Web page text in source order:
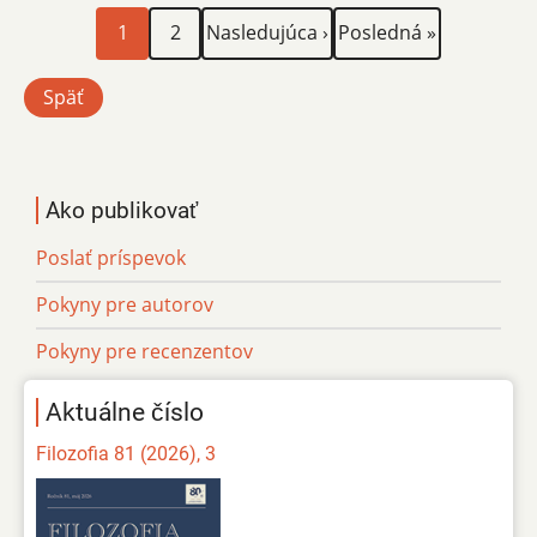
StránkovanieAktuálna
stránka
1 Page
2
Ďalšia
strana
Nasledujúca › Posledná
strana
Posledná »
Späť
Ako publikovať
Poslať príspevok
Pokyny pre autorov
Pokyny pre recenzentov
Aktuálne číslo
Filozofia 81 (2026), 3